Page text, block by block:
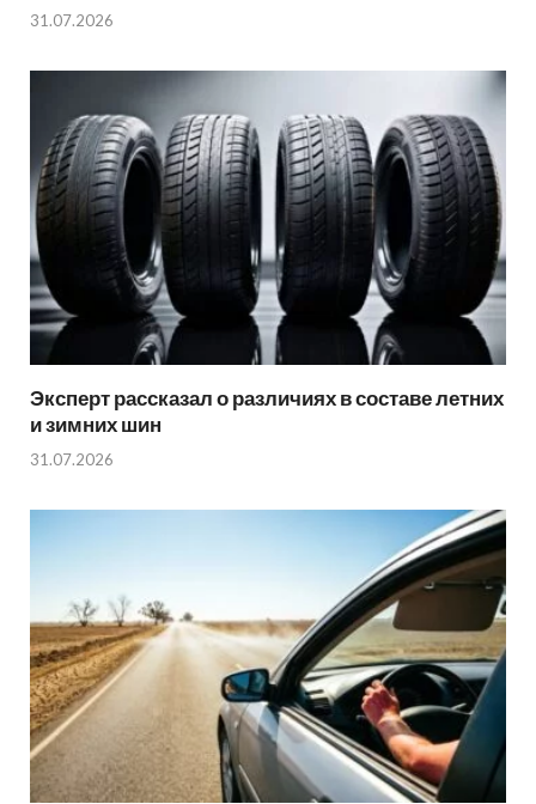
31.07.2026
Эксперт рассказал о различиях в составе летних
и зимних шин
31.07.2026